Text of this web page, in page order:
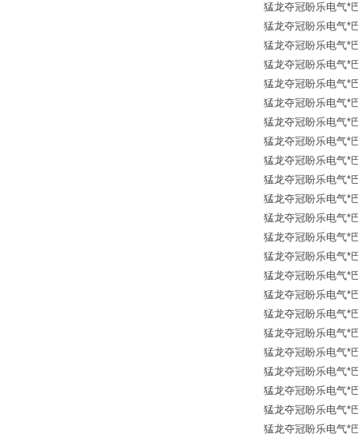
猛龙夺冠盼乐电气*
猛龙夺冠盼乐电气*
猛龙夺冠盼乐电气*
猛龙夺冠盼乐电气*
猛龙夺冠盼乐电气*
猛龙夺冠盼乐电气*
猛龙夺冠盼乐电气*
猛龙夺冠盼乐电气*
猛龙夺冠盼乐电气*
猛龙夺冠盼乐电气*
猛龙夺冠盼乐电气*
猛龙夺冠盼乐电气*
猛龙夺冠盼乐电气*
猛龙夺冠盼乐电气*
猛龙夺冠盼乐电气*
猛龙夺冠盼乐电气*
猛龙夺冠盼乐电气*
猛龙夺冠盼乐电气*
猛龙夺冠盼乐电气*
猛龙夺冠盼乐电气*
猛龙夺冠盼乐电气*
猛龙夺冠盼乐电气*
猛龙夺冠盼乐电气*